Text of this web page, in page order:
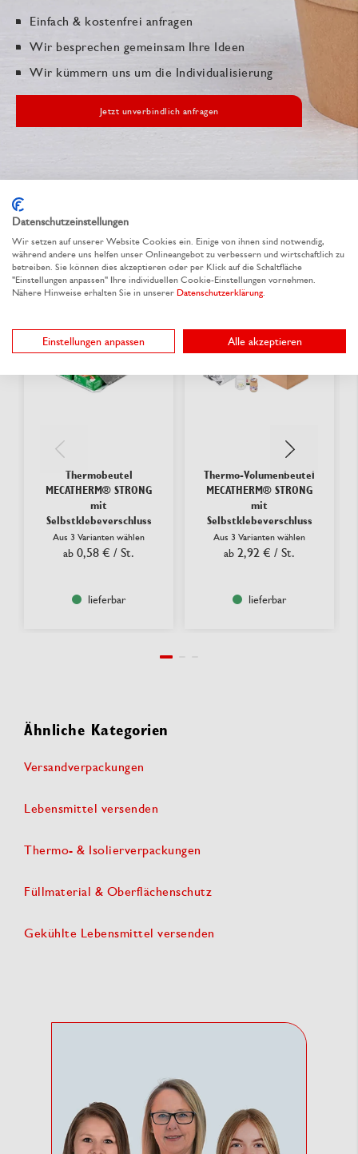
Einfach & kostenfrei anfragen
Wir besprechen gemeinsam Ihre Ideen
Wir kümmern uns um die Individualisierung
Jetzt unverbindlich anfragen
Alternative Produkte
Thermobeutel
MECATHERM® STRONG
mit
Selbstklebeverschluss
Aus 3 Varianten wählen
ab 0,58 € / St.
lieferbar
Thermo-Volumenbeutel
MECATHERM® STRONG
mit
Selbstklebeverschluss
Aus 3 Varianten wählen
ab 2,92 € / St.
lieferbar
Ähnliche Kategorien
Versandverpackungen
Lebensmittel versenden
Thermo- & Isolierverpackungen
Füllmaterial & Oberflächenschutz
Gekühlte Lebensmittel versenden
Datenschutzeinstellungen
Wir setzen auf unserer Website Cookies ein. Einige von ihnen sind notwendig,
während andere uns helfen unser Onlineangebot zu verbessern und wirtschaftlich zu
betreiben. Sie können dies akzeptieren oder per Klick auf die Schaltfläche
"Einstellungen anpassen" Ihre individuellen Cookie-Einstellungen vornehmen.
Nähere Hinweise erhalten Sie in unserer Datenschutzerklärung.
Einstellungen anpassen Alle akzeptieren